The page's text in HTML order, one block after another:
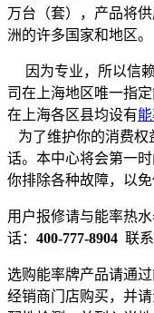
万台（套），产品将
洲的许多国家和地区。
因为专业，所以信
司在上海地区唯一指
在上海各区县均设有
为了维护你的消费权
话。本中心将会第一
你排除各种故障，以
用户报修请与能率热
话： 400-777-8904 联
选购能率牌产品请通
经销商门店购买，并